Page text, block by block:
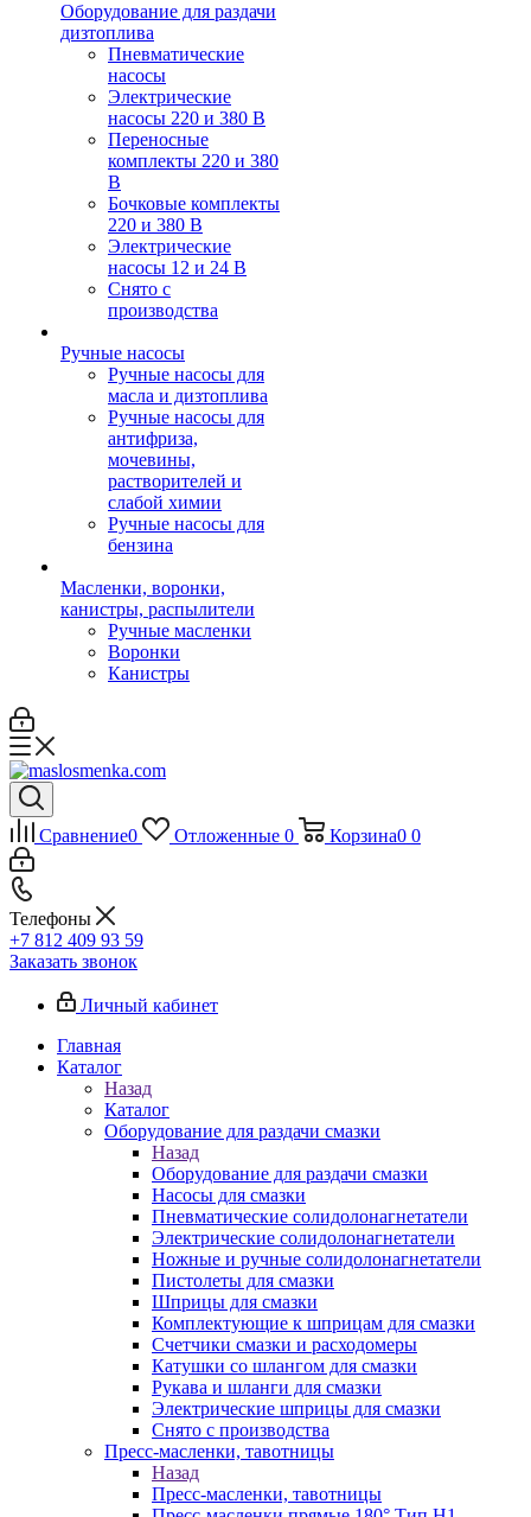
Оборудование для раздачи
дизтоплива
Пневматические
насосы
Электрические
насосы 220 и 380 В
Переносные
комплекты 220 и 380
В
Бочковые комплекты
220 и 380 В
Электрические
насосы 12 и 24 В
Снято с
производства
Ручные насосы
Ручные насосы для
масла и дизтоплива
Ручные насосы для
антифриза,
мочевины,
растворителей и
слабой химии
Ручные насосы для
бензина
Масленки, воронки,
канистры, распылители
Ручные масленки
Воронки
Канистры
Сравнение0 Отложенные 0 Корзина0 0
Телефоны
+7 812 409 93 59
Заказать звонок
Личный кабинет
Главная
Каталог
Назад
Каталог
Оборудование для раздачи смазки
Назад
Оборудование для раздачи смазки
Насосы для смазки
Пневматические солидолонагнетатели
Электрические солидолонагнетатели
Ножные и ручные солидолонагнетатели
Пистолеты для смазки
Шприцы для смазки
Комплектующие к шприцам для смазки
Счетчики смазки и расходомеры
Катушки со шлангом для смазки
Рукава и шланги для смазки
Электрические шприцы для смазки
Снято с производства
Пресс-масленки, тавотницы
Назад
Пресс-масленки, тавотницы